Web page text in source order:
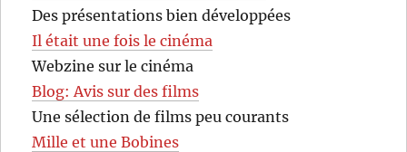
Des présentations bien développées
Il était une fois le cinéma
Webzine sur le cinéma
Blog: Avis sur des films
Une sélection de films peu courants
Mille et une Bobines